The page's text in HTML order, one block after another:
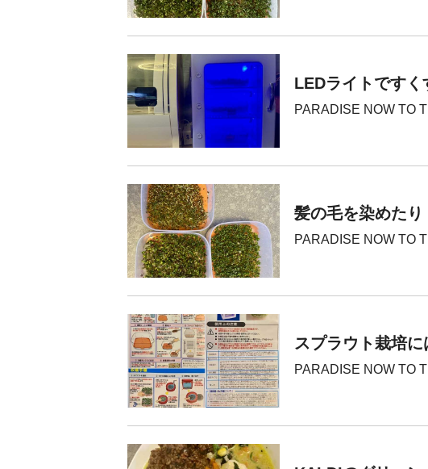
LEDライトですく
PARADISE NOW TO
髪の毛を染めたり
PARADISE NOW TO
スプラウト栽培
PARADISE NOW TO